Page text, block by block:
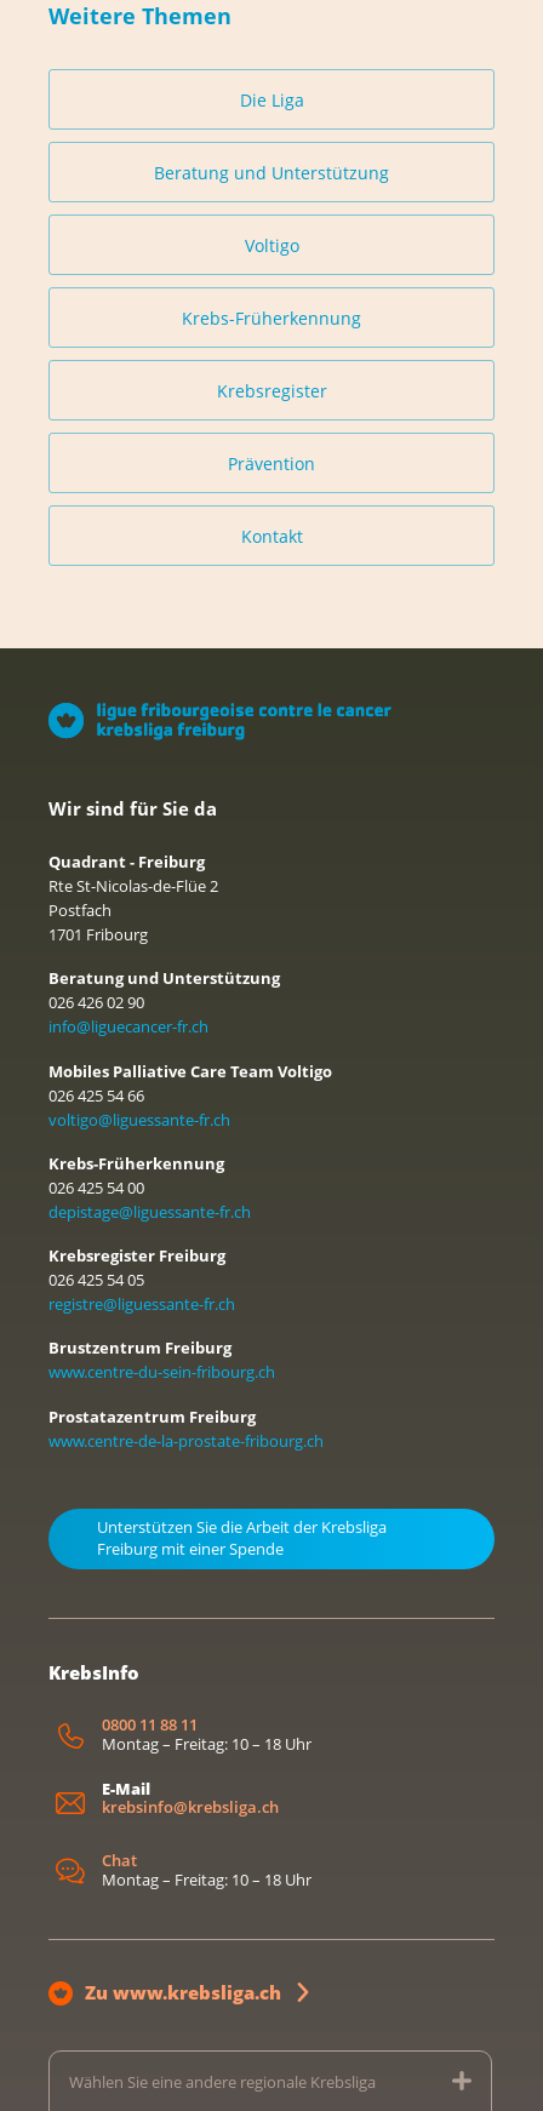
Weitere Themen
Die Liga
Beratung und Unterstützung
Voltigo
Krebs-Früherkennung
Krebsregister
Prävention
Kontakt
Wir sind für Sie da
Quadrant - Freiburg
Rte St-Nicolas-de-Flüe 2
Postfach
1701 Fribourg
Beratung und Unterstützung
026 426 02 90
info@liguecancer-fr.ch
Mobiles Palliative Care Team Voltigo
026 425 54 66
voltigo@liguessante-fr.ch
Krebs-Früherkennung
026 425 54 00
depistage@liguessante-fr.ch
Krebsregister Freiburg
026 425 54 05
registre@liguessante-fr.ch
Brustzentrum Freiburg
www.centre-du-sein-fribourg.ch
Prostatazentrum Freiburg
www.centre-de-la-prostate-fribourg.ch
Unterstützen Sie die Arbeit der Krebsliga
Freiburg mit einer Spende
KrebsInfo
0800 11 88 11
Montag – Freitag: 10 – 18 Uhr
E-Mail
krebsinfo@krebsliga.ch
Chat
Montag – Freitag: 10 – 18 Uhr
Zu www.krebsliga.ch
Wählen Sie eine andere regionale Krebsliga